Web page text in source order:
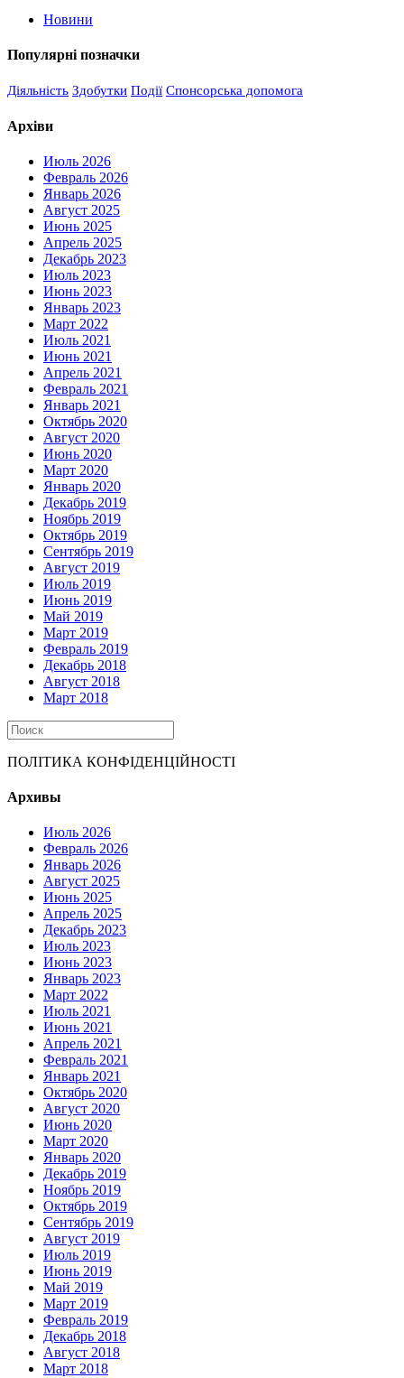
Новини
Популярні позначки
Діяльність Здобутки Події Спонсорська допомога
Архіви
Июль 2026
Февраль 2026
Январь 2026
Август 2025
Июнь 2025
Апрель 2025
Декабрь 2023
Июль 2023
Июнь 2023
Январь 2023
Март 2022
Июль 2021
Июнь 2021
Апрель 2021
Февраль 2021
Январь 2021
Октябрь 2020
Август 2020
Июнь 2020
Март 2020
Январь 2020
Декабрь 2019
Ноябрь 2019
Октябрь 2019
Сентябрь 2019
Август 2019
Июль 2019
Июнь 2019
Май 2019
Март 2019
Февраль 2019
Декабрь 2018
Август 2018
Март 2018
ПОЛІТИКА КОНФІДЕНЦІЙНОСТІ
Архивы
Июль 2026
Февраль 2026
Январь 2026
Август 2025
Июнь 2025
Апрель 2025
Декабрь 2023
Июль 2023
Июнь 2023
Январь 2023
Март 2022
Июль 2021
Июнь 2021
Апрель 2021
Февраль 2021
Январь 2021
Октябрь 2020
Август 2020
Июнь 2020
Март 2020
Январь 2020
Декабрь 2019
Ноябрь 2019
Октябрь 2019
Сентябрь 2019
Август 2019
Июль 2019
Июнь 2019
Май 2019
Март 2019
Февраль 2019
Декабрь 2018
Август 2018
Март 2018